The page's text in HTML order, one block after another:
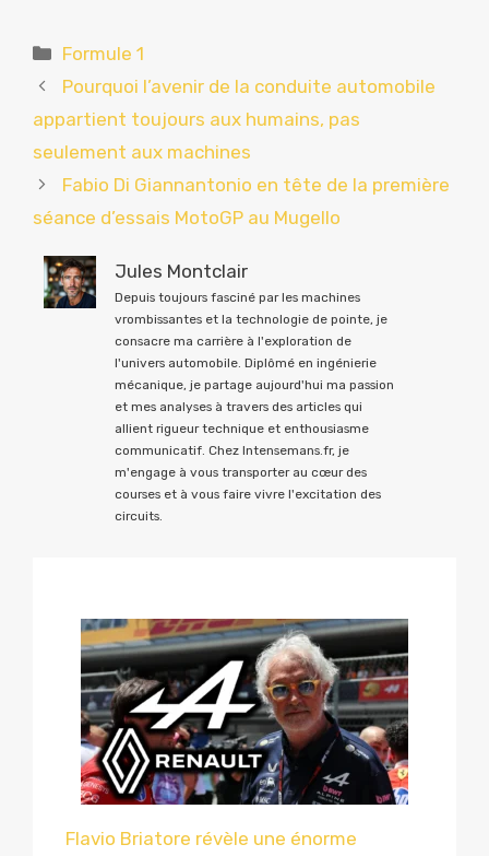
Catégories
Formule 1
Pourquoi l’avenir de la conduite automobile
appartient toujours aux humains, pas
seulement aux machines
Fabio Di Giannantonio en tête de la première
séance d’essais MotoGP au Mugello
Jules Montclair
Depuis toujours fasciné par les machines
vrombissantes et la technologie de pointe, je
consacre ma carrière à l'exploration de
l'univers automobile. Diplômé en ingénierie
mécanique, je partage aujourd'hui ma passion
et mes analyses à travers des articles qui
allient rigueur technique et enthousiasme
communicatif. Chez Intensemans.fr, je
m'engage à vous transporter au cœur des
courses et à vous faire vivre l'excitation des
circuits.
Flavio Briatore révèle une énorme